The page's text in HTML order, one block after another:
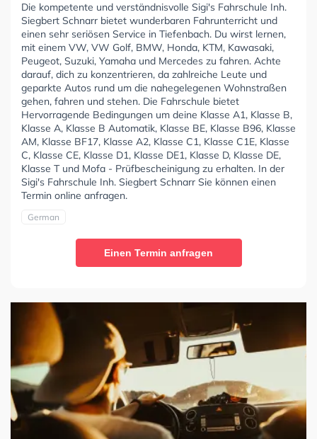
Die kompetente und verständnisvolle Sigi's Fahrschule Inh.
Siegbert Schnarr bietet wunderbaren Fahrunterricht und
einen sehr seriösen Service in Tiefenbach. Du wirst lernen,
mit einem VW, VW Golf, BMW, Honda, KTM, Kawasaki,
Peugeot, Suzuki, Yamaha und Mercedes zu fahren. Achte
darauf, dich zu konzentrieren, da zahlreiche Leute und
geparkte Autos rund um die nahegelegenen Wohnstraßen
gehen, fahren und stehen. Die Fahrschule bietet
Hervorragende Bedingungen um deine Klasse A1, Klasse B,
Klasse A, Klasse B Automatik, Klasse BE, Klasse B96, Klasse
AM, Klasse BF17, Klasse A2, Klasse C1, Klasse C1E, Klasse
C, Klasse CE, Klasse D1, Klasse DE1, Klasse D, Klasse DE,
Klasse T und Mofa - Prüfbescheinigung zu erhalten. In der
Sigi's Fahrschule Inh. Siegbert Schnarr Sie können einen
Termin online anfragen.
German
Einen Termin anfragen